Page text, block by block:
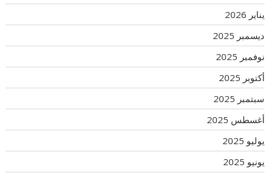
يناير 2026
ديسمبر 2025
نوفمبر 2025
أكتوبر 2025
سبتمبر 2025
أغسطس 2025
يوليو 2025
يونيو 2025